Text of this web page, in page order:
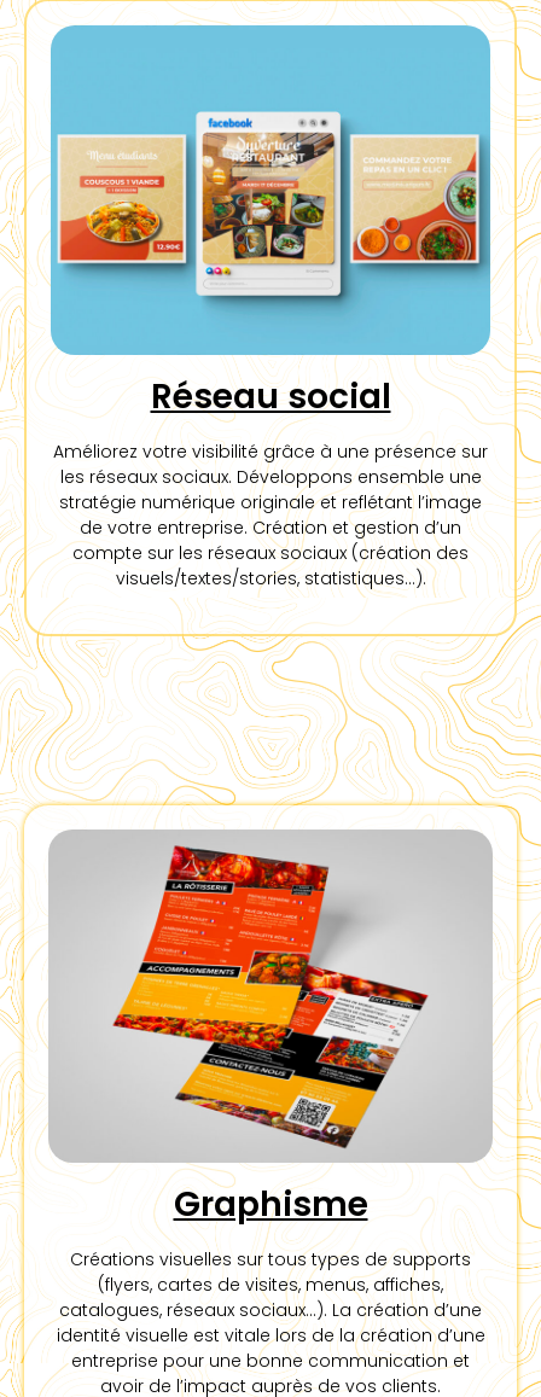
Réseau social
Améliorez votre visibilité grâce à une présence sur
les réseaux sociaux. Développons ensemble une
stratégie numérique originale et reflétant l’image
de votre entreprise. Création et gestion d’un
compte sur les réseaux sociaux (création des
visuels/textes/stories, statistiques…).
Graphisme
Créations visuelles sur tous types de supports
(flyers, cartes de visites, menus, affiches,
catalogues, réseaux sociaux…). La création d’une
identité visuelle est vitale lors de la création d’une
entreprise pour une bonne communication et
avoir de l’impact auprès de vos clients.